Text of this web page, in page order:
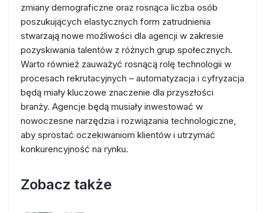
zmiany demograficzne oraz rosnąca liczba osób
poszukujących elastycznych form zatrudnienia
stwarzają nowe możliwości dla agencji w zakresie
pozyskiwania talentów z różnych grup społecznych.
Warto również zauważyć rosnącą rolę technologii w
procesach rekrutacyjnych – automatyzacja i cyfryzacja
będą miały kluczowe znaczenie dla przyszłości
branży. Agencje będą musiały inwestować w
nowoczesne narzędzia i rozwiązania technologiczne,
aby sprostać oczekiwaniom klientów i utrzymać
konkurencyjność na rynku.
Zobacz także